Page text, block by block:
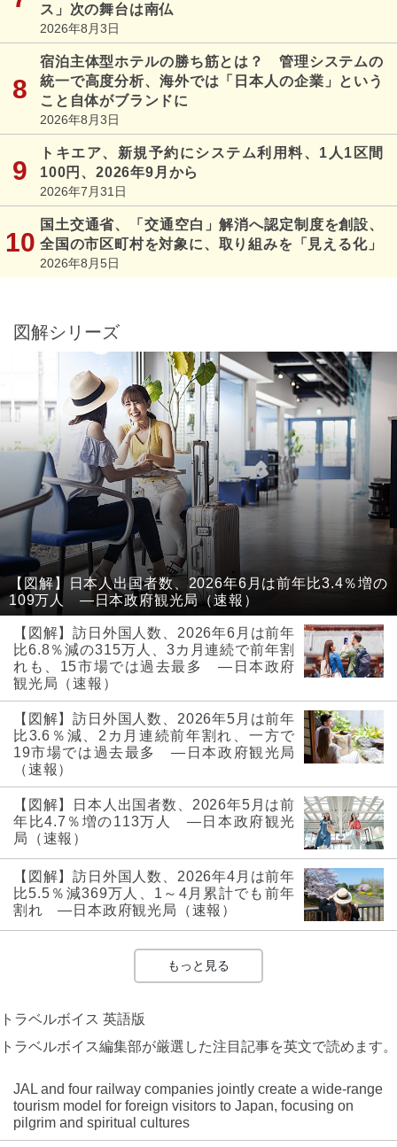
ス」次の舞台は南仏
2026年8月3日
宿泊主体型ホテルの勝ち筋とは？ 管理システムの
統一で高度分析、海外では「日本人の企業」という
こと自体がブランドに
2026年8月3日
トキエア、新規予約にシステム利用料、1人1区間
100円、2026年9月から
2026年7月31日
国土交通省、「交通空白」解消へ認定制度を創設、
全国の市区町村を対象に、取り組みを「見える化」
2026年8月5日
図解シリーズ
【図解】日本人出国者数、2026年6月は前年比3.4％増の
109万人 ―日本政府観光局（速報）
【図解】訪日外国人数、2026年6月は前年
比6.8％減の315万人、3カ月連続で前年割
れも、15市場では過去最多 ―日本政府
観光局（速報）
【図解】訪日外国人数、2026年5月は前年
比3.6％減、2カ月連続前年割れ、一方で
19市場では過去最多 ―日本政府観光局
（速報）
【図解】日本人出国者数、2026年5月は前
年比4.7％増の113万人 ―日本政府観光
局（速報）
【図解】訪日外国人数、2026年4月は前年
比5.5％減369万人、1～4月累計でも前年
割れ ―日本政府観光局（速報）
もっと見る
トラベルボイス 英語版
トラベルボイス編集部が厳選した注目記事を英文で読めます。
JAL and four railway companies jointly create a wide-range
tourism model for foreign visitors to Japan, focusing on
pilgrim and spiritual cultures